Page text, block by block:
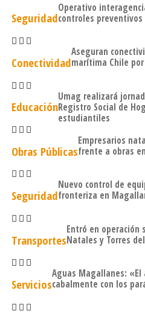
Seguridad
Operativo
controles preventivos
Conectividad
Aseguran
marítima Chile
Educación
Umag realizará
Registro Social de
estudiantiles
Obras Públicas
Empresarios
frente a obras
Seguridad
Nuevo control de
fronteriza en
Transportes
Entró en operación
Natales y Torres
Servicios
Aguas Magallanes:
cabalmente con los